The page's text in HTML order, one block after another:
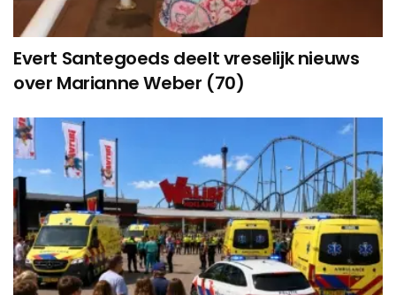
Evert Santegoeds deelt vreselijk nieuws
over Marianne Weber (70)